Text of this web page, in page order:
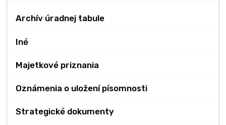
Archív úradnej tabule
Iné
Majetkové priznania
Oznámenia o uložení písomnosti
Strategické dokumenty